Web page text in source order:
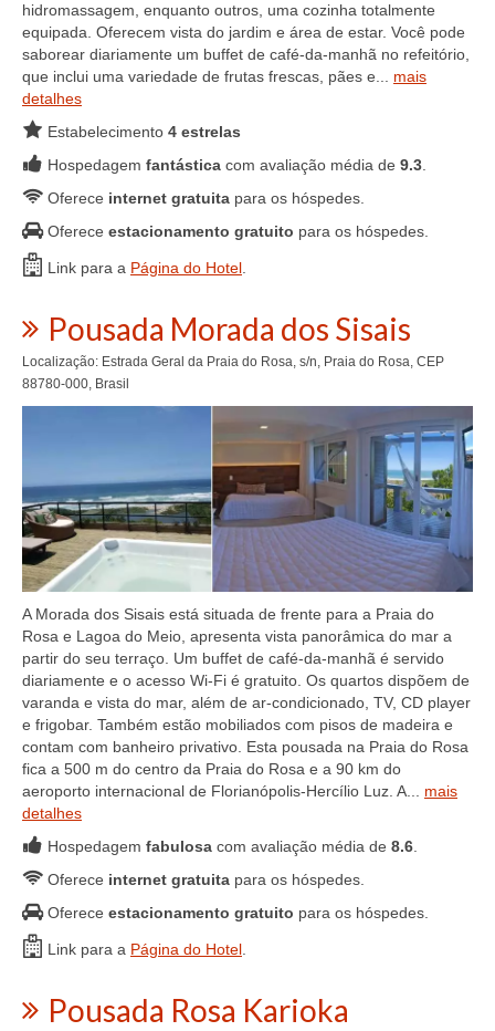
hidromassagem, enquanto outros, uma cozinha totalmente
equipada. Oferecem vista do jardim e área de estar. Você pode
saborear diariamente um buffet de café-da-manhã no refeitório,
que inclui uma variedade de frutas frescas, pães e... mais
detalhes
Estabelecimento 4 estrelas
Hospedagem fantástica com avaliação média de 9.3
Oferece internet gratuita para os hóspedes.
Oferece estacionamento gratuito para os hóspedes.
Link para a Página do Hotel
Pousada Morada dos Sisais
Localização: Estrada Geral da Praia do Rosa, s/n, Praia do Rosa, CEP
88780-000, Brasil
A Morada dos Sisais está situada de frente para a Praia do
Rosa e Lagoa do Meio, apresenta vista panorâmica do mar a
partir do seu terraço. Um buffet de café-da-manhã é servido
diariamente e o acesso Wi-Fi é gratuito. Os quartos dispõem de
varanda e vista do mar, além de ar-condicionado, TV, CD player
e frigobar. Também estão mobiliados com pisos de madeira e
contam com banheiro privativo. Esta pousada na Praia do Rosa
fica a 500 m do centro da Praia do Rosa e a 90 km do
aeroporto internacional de Florianópolis-Hercílio Luz. A... mais
detalhes
Hospedagem fabulosa com avaliação média de 8.6
Oferece internet gratuita para os hóspedes.
Oferece estacionamento gratuito para os hóspedes.
Link para a Página do Hotel
Pousada Rosa Karioka